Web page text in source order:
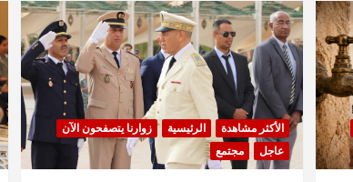
الأكثر مشاهدة الرئيسية
زوارنا يتصفحون الآن
عاجل
مجتمع